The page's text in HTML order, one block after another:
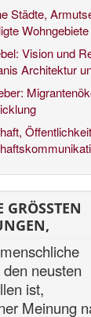
Städte,
Wohngebiete
Vision und
Architektur
GRÖSSTEN
neusten
ist,
Meinung